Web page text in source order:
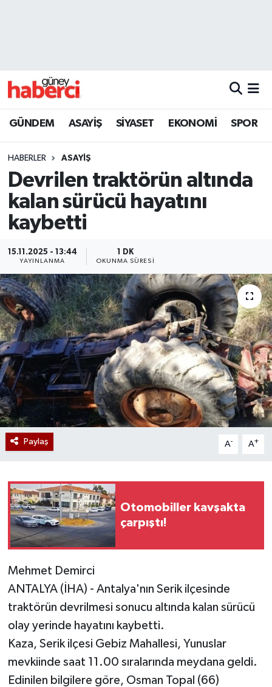
GÜNDEM ASAYİŞ SİYASET EKONOMİ SPOR
HABERLER ASAYİŞ
Devrilen traktörün altında
kalan sürücü hayatını
kaybetti
15.11.2025 - 13:44
YAYINLANMA
1 DK
OKUNMA SÜRESI
Paylaş A- A+
Otomobiller kavşakta
çarpıştı!
Mehmet Demirci
ANTALYA (İHA) - Antalya'nın Serik ilçesinde
traktörün devrilmesi sonucu altında kalan sürücü
olay yerinde hayatını kaybetti.
Kaza, Serik ilçesi Gebiz Mahallesi, Yunuslar
mevkiinde saat 11.00 sıralarında meydana geldi.
Edinilen bilgilere göre, Osman Topal (66)
Beyoğlu Trafik Yoğunluk Haritası
Son Dakika Haberleri
Haber Arşivi